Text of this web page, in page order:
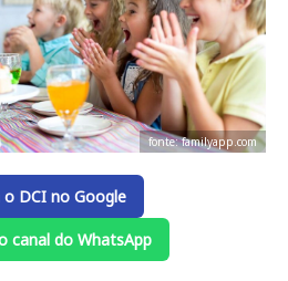
fonte: familyapp.com
o DCI no Google
canal do WhatsApp